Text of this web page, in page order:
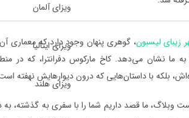
ویزای آلمان
ویزای ایتالیا
ویزای هلند
زیبای لیسبون، گوهری پنهان وجود دارد که معماری
به ما نشان می‌دهد. کاخ مارکوس دفرانترا، که در
بلکه با داستان‌هایی که درون دیوارهایش
وبلاگ، ما قصد داریم شما را با سفری به گذشته، به